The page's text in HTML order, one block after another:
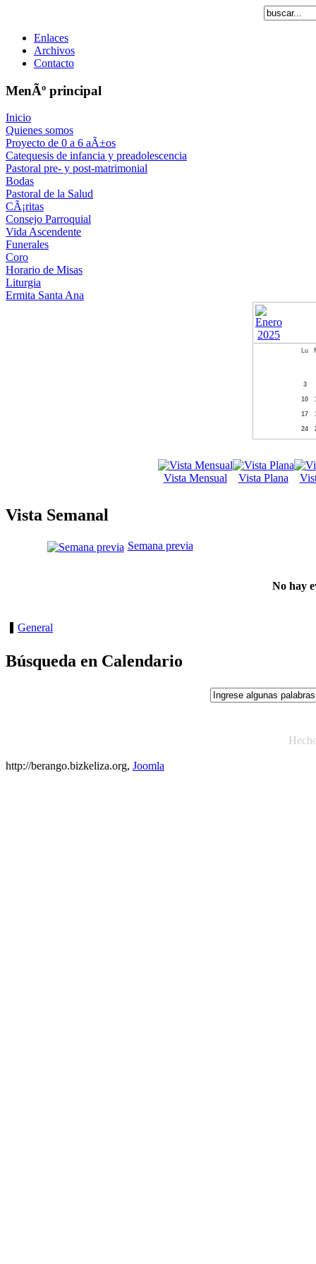
Enlaces
Archivos
Contacto
MenÃº principal
Inicio
Quienes somos
Proyecto de 0 a 6 aÃ±os
Catequesis de infancia y preadolescencia
Pastoral pre- y post-matrimonial
Bodas
Pastoral de la Salud
CÃ¡ritas
Consejo Parroquial
Vida Ascendente
Funerales
Coro
Horario de Misas
Liturgia
Ermita Santa Ana
Lu
3
10
17
24
Vista Mensual Vista Plana
Vista Semanal
Semana previa
No hay
General
Búsqueda en Calendario
http://berango.bizkeliza.org, Joomla